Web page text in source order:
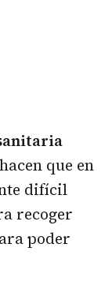
que en
difícil
recoger
poder